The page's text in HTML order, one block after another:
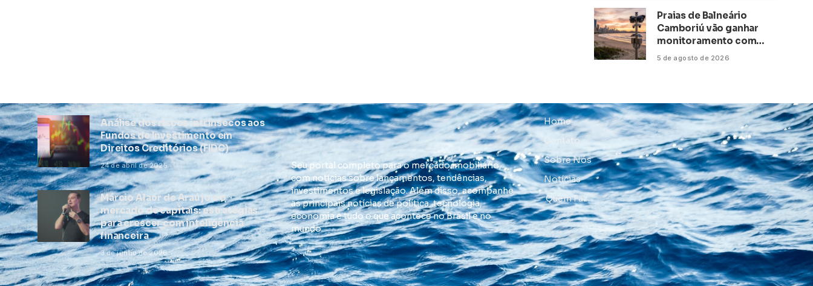
Praias de Balneário
Camboriú vão ganhar
monitoramento com
inteligência artificial
5 de agosto de 2026
Análise dos riscos intrínsecos aos
Fundos de Investimento em
Direitos Creditórios (FIDC)
24 de abril de 2025
Márcio Alaor de Araújo e o
mercado de capitais: estratégias
para crescer com inteligência
financeira
3 de junho de 2026
Seu portal completo para o mercado imobiliário,
com notícias sobre lançamentos, tendências,
investimentos e legislação. Além disso, acompanhe
as principais notícias de política, tecnologia,
economia e tudo o que acontece no Brasil e no
mundo.
Home
Contato
Sobre Nós
Notícias
Quem Faz